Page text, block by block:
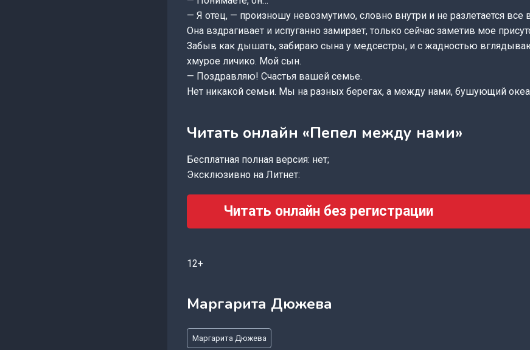
— Я отец, — произношу невозмутимо, словно внутри и не разлетается все
Она вздрагивает и испуганно замирает, только сейчас заметив мое
Забыв как дышать, забираю сына у медсестры, и с жадностью
хмурое личико. Мой сын.
— Поздравляю! Счастья вашей семье.
Нет никакой семьи. Мы на разных берегах, а между нами, бушующий
Читать онлайн «Пепел между нами»
Бесплатная полная версия: нет;
Эксклюзивно на Литнет:
Читать онлайн без регистрации
12+
Маргарита Дюжева
Метки
записи:
Маргарита Дюжева